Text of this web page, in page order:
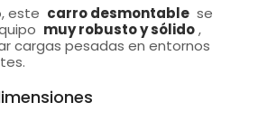
este carro desmontable se
muy robusto y sólido,
cargas pesadas en entornos